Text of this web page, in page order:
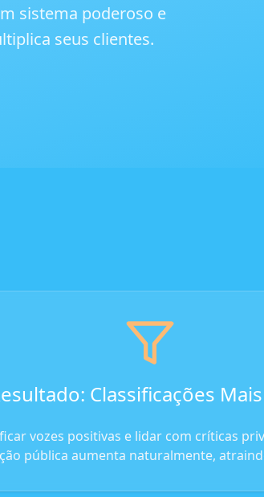
sistema poderoso e
seus clientes.
Classificações
vozes positivas e lidar com críticas
pública aumenta naturalmente,